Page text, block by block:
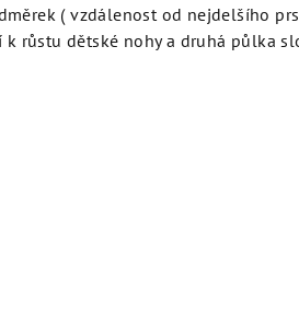
( vzdálenost od nejdelšího
růstu dětské nohy a druhá půlka